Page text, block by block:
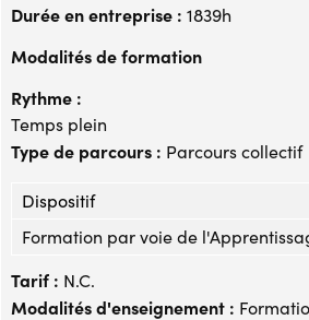
Durée en entreprise : 1839h
Modalités de formation
Rythme :
Temps plein
Type de parcours : Parcours collectif
Dispositif
Formation par voie de
Tarif : N.C.
Modalités d'enseignement :